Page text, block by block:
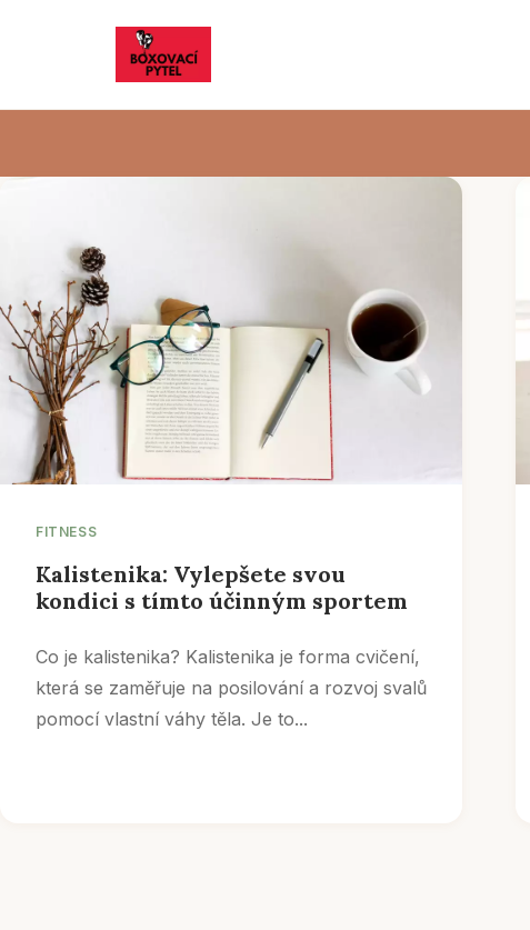
FITNESS
Kalistenika: Vylepšete svou
kondici s tímto účinným sportem
Co je kalistenika? Kalistenika je forma cvičení,
která se zaměřuje na posilování a rozvoj svalů
pomocí vlastní váhy těla. Je to...